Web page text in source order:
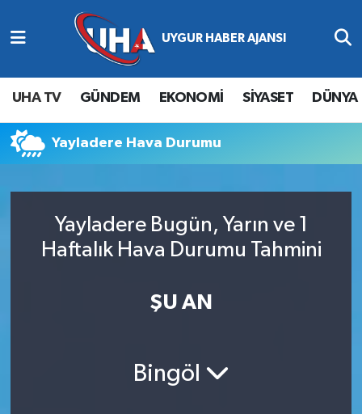
UHA TV GÜNDEM EKONOMİ SİYASET DÜNYA
Yayladere Hava Durumu
Yayladere Bugün, Yarın ve 1
Haftalık Hava Durumu Tahmini
ŞU AN
Bingöl
Abone Ol
Gündem
Ekonomi
Siyaset
Nöbetçi Eczaneler
Hava Durumu
Namaz Vakitleri
Süper Lig Puan Durumu ve Fikstür
Son Dakika Haberleri